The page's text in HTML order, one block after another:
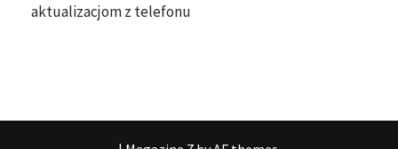
aktualizacjom z telefonu